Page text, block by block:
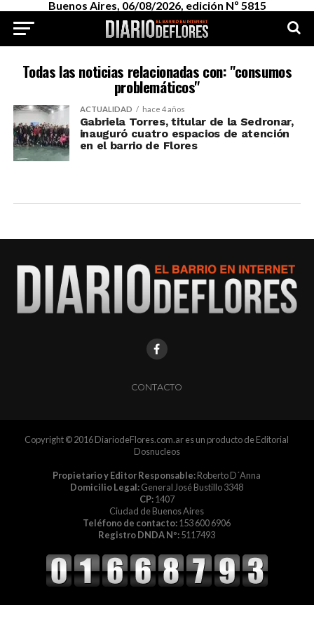
Buenos Aires, 06/08/2026, edición Nº 5815
Todas las noticias relacionadas con: "consumos
problemáticos"
ACTUALIDAD hace 4 años
Gabriela Torres, titular de la Sedronar,
inauguró cuatro espacios de atención
en el barrio de Flores
CONTACTO
Copyright © 2016 DiariodeFlores.com.ar es un producto de Editorial
Dosnucleos
Propietario y Editor Responsable:Roberto D´Anna
Domicilio Legal:General José Bustillo 3348
CP:1407
Ciudad de Buenos Aires
Teléfono de contacto:153 600 6906
Registro DNDA Nº:5117493